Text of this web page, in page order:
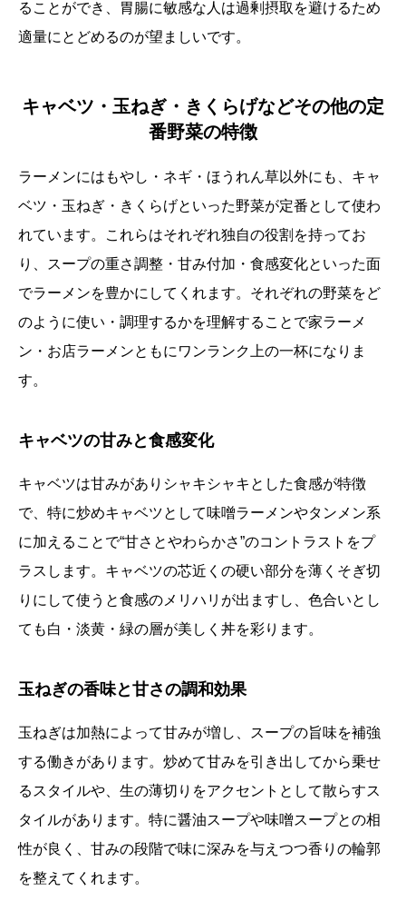
ることができ、胃腸に敏感な人は過剰摂取を避けるため
適量にとどめるのが望ましいです。
キャベツ・玉ねぎ・きくらげなどその他の定
番野菜の特徴
ラーメンにはもやし・ネギ・ほうれん草以外にも、キャ
ベツ・玉ねぎ・きくらげといった野菜が定番として使わ
れています。これらはそれぞれ独自の役割を持ってお
り、スープの重さ調整・甘み付加・食感変化といった面
でラーメンを豊かにしてくれます。それぞれの野菜をど
のように使い・調理するかを理解することで家ラーメ
ン・お店ラーメンともにワンランク上の一杯になりま
す。
キャベツの甘みと食感変化
キャベツは甘みがありシャキシャキとした食感が特徴
で、特に炒めキャベツとして味噌ラーメンやタンメン系
に加えることで“甘さとやわらかさ”のコントラストをプ
ラスします。キャベツの芯近くの硬い部分を薄くそぎ切
りにして使うと食感のメリハリが出ますし、色合いとし
ても白・淡黄・緑の層が美しく丼を彩ります。
玉ねぎの香味と甘さの調和効果
玉ねぎは加熱によって甘みが増し、スープの旨味を補強
する働きがあります。炒めて甘みを引き出してから乗せ
るスタイルや、生の薄切りをアクセントとして散らすス
タイルがあります。特に醤油スープや味噌スープとの相
性が良く、甘みの段階で味に深みを与えつつ香りの輪郭
を整えてくれます。